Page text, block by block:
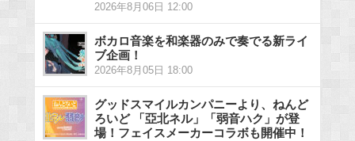
2026年8月06日 12:00
ボカロ音楽を和楽器のみで奏でる新ライ
ブ企画！
2026年8月05日 18:00
グッドスマイルカンパニーより、ねんど
ろいど 「亞北ネル」「弱音ハク」が登
場！フェイスメーカーコラボも開催中！